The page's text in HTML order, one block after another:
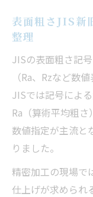
表面粗さJIS新
整理
JISの表面粗さ記
（Ra、Rzなど数
JISでは記号によ
Ra（算術平均粗
数値指定が主流と
りました。
精密加工の現場で
仕上げが求められ